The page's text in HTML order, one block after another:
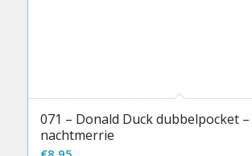
071 – Donald Duck dubbelpocket –
nachtmerrie